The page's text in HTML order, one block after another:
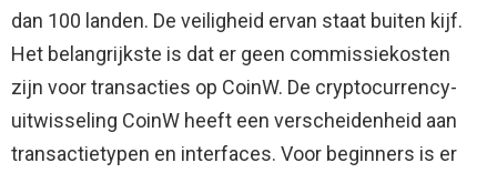
dan 100 landen. De veiligheid ervan staat buiten kijf.
Het belangrijkste is dat er geen commissiekosten
zijn voor transacties op CoinW. De cryptocurrency-
uitwisseling CoinW heeft een verscheidenheid aan
transactietypen en interfaces. Voor beginners is er